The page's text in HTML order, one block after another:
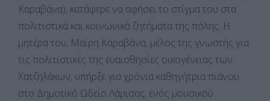
Καραβάνα), κατάφερε να αφήσει το στίγμα του στα
πολιτιστικά και κοινωνικά ζητήματα της πόλης. Η
μητέρα του, Μαίρη Καραβάνα, μέλος της γνωστής για
τις πολιτιστικές της ευαισθησίες οικογένειας των
Χατζηλάκων, υπήρξε για χρόνια καθηγήτρια πιάνου
στο Δημοτικό Ωδείο Λάρισας, ενός μουσικού